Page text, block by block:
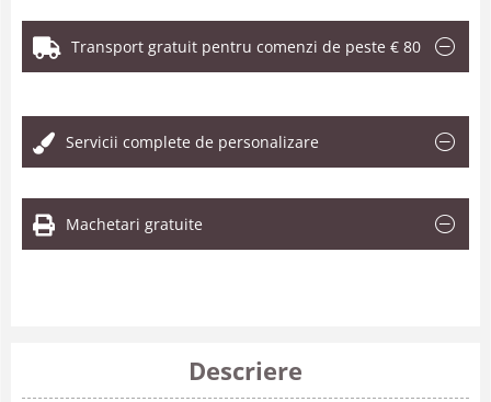
Transport gratuit pentru comenzi de peste € 80
Servicii complete de personalizare
Machetari gratuite
Descriere